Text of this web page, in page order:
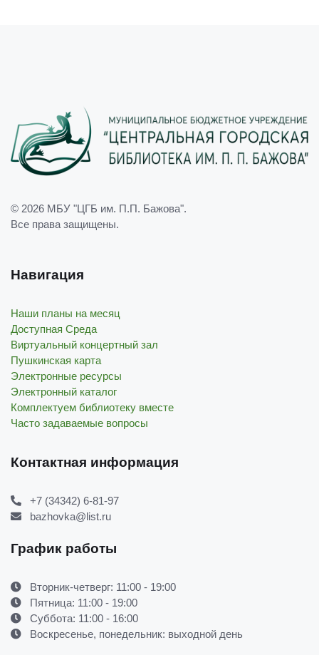
© 2026 МБУ "ЦГБ им. П.П. Бажова".
Все права защищены.
Навигация
Наши планы на месяц
Доступная Среда
Виртуальный концертный зал
Пушкинская карта
Электронные ресурсы
Электронный каталог
Комплектуем библиотеку вместе
Часто задаваемые вопросы
Контактная информация
+7 (34342) 6-81-97
bazhovka@list.ru
График работы
Вторник-четверг: 11:00 - 19:00
Пятница: 11:00 - 19:00
Суббота: 11:00 - 16:00
Воскресенье, понедельник: выходной день